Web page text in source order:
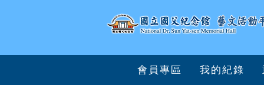
會員專區 我的紀錄